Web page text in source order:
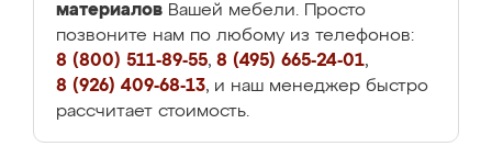
материалов Вашей мебели. Просто
позвоните нам по любому из телефонов:
8 (800) 511-89-55, 8 (495) 665-24-01,
8 (926) 409-68-13, и наш менеджер быстро
рассчитает стоимость.